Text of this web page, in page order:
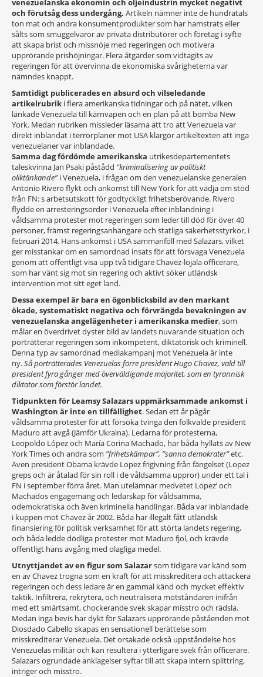
venezuelanska ekonomin och oljeindustrin mycket negativt
och förutsåg dess undergång. Artikeln nämner inte de hundratals
ton mat och andra konsumentprodukter som har hamstrats eller
sålts som smuggelvaror av privata distributörer och företag i syfte
att skapa brist och missnöje med regeringen och motivera
upprörande prishöjningar. Flera åtgärder som vidtagits av
regeringen för att övervinna de ekonomiska svårigheterna var
nämndes knappt.
Samtidigt publicerades en absurd och vilseledande
artikelrubrik i flera amerikanska tidningar och på nätet, vilken
länkade Venezuela till kärnvapen och en plan på att bomba New
York. Medan rubriken missleder läsarna att tro att Venezuela var
direkt inblandat i terrorplaner mot USA klargör artikeltexten att inga
venezuelaner var inblandade.
Samma dag fördömde amerikanska utrikesdepartementets
taleskvinna Jan Psaki påstådd ”kriminalisering av politiskt
oliktänkande”i Venezuela, i frågan om den venezuelanske generalen
Antonio Rivero flykt och ankomst till New York för att vädja om stöd
från FN: s arbetsutskott för godtyckligt frihetsberövande. Rivero
flydde en arresteringsorder i Venezuela efter inblandning i
våldsamma protester mot regeringen som leder till död för över 40
personer, främst regeringsanhängare och statliga säkerhetsstyrkor, i
februari 2014. Hans ankomst i USA sammanföll med Salazars, vilket
ger misstankar om en samordnad insats för att försvaga Venezuela
genom att offentligt visa upp två tidigare Chavez-lojala officerare,
som har vänt sig mot sin regering och aktivt söker utländsk
intervention mot sitt eget land.
Dessa exempel är bara en ögonblicksbild av den markant
ökade, systematiskt negativa och förvrängda bevakningen av
venezuelanska angelägenheter i amerikanska medier, som
målar en överdrivet dyster bild av landets nuvarande situation och
porträtterar regeringen som inkompetent, diktatorisk och kriminell.
Denna typ av samordnad mediakampanj mot Venezuela är inte
ny.Så porträtterades Venezuelas förre president Hugo Chavez, vald till
president fyra gånger med överväldigande majoritet, som en tyrannisk
diktator som förstör landet.
Tidpunkten för Leamsy Salazars uppmärksammade ankomst i
Washington är inte en tillfällighet. Sedan ett år pågår
våldsamma protester för att försöka tvinga den folkvalde president
Maduro att avgå (Jämför Ukraina). Ledarna för protesterna,
Leopoldo López och María Corina Machado, har båda hyllats av New
York Times och andra som ”frihetskämpar”, ”sanna demokrater”etc.
Även president Obama krävde Lopez frigivning från fängelset (Lopez
greps och är åtalad för sin roll i de våldsamma uppror) under ett tal i
FN i september förra året. Man utelämnar medvetet Lopez’ och
Machados engagemang och ledarskap för våldsamma,
odemokratiska och även kriminella handlingar. Båda var inblandade
i kuppen mot Chavez år 2002. Båda har illegalt fått utländsk
finansiering för politisk verksamhet för att störta landets regering,
och båda ledde dödliga protester mot Maduro fjol, och krävde
offentligt hans avgång med olagliga medel.
Utnyttjandet av en figur som Salazarsom tidigare var känd som
en av Chavez trogna som en kraft för att misskreditera och attackera
regeringen och dess ledare är en gammal känd och mycket effektiv
taktik. Infiltrera, rekrytera, och neutralisera motståndaren inifrån
med ett smärtsamt, chockerande svek skapar misstro och rädsla.
Medan inga bevis har dykt för Salazars upprörande påståenden mot
Diosdado Cabello skapas en sensationell berättelse som
misskrediterar Venezuela. Det orsakade också uppståndelse hos
Venezuelas militär och kan resultera i ytterligare svek från officerare.
Salazars ogrundade anklagelser syftar till att skapa intern splittring,
intriger och misstro.